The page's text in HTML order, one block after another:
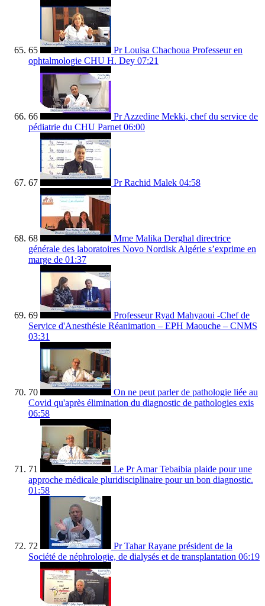
65
Pr Louisa Chachoua Professeur en
ophtalmologie CHU H. Dey 07:21
66
Pr Azzedine Mekki, chef du service de
pédiatrie du CHU Parnet 06:00
67 Pr Rachid Malek 04:58
68
Mme Malika Derghal directrice
générale des laboratoires Novo Nordisk Algérie s’exprime en
marge de 01:37
69
Professeur Ryad Mahyaoui -Chef de
Service d'Anesthésie Réanimation – EPH Maouche – CNMS
03:31
70
On ne peut parler de pathologie liée au
Covid qu'après élimination du diagnostic de pathologies exis
06:58
71
Le Pr Amar Tebaibia plaide pour une
approche médicale pluridisciplinaire pour un bon diagnostic.
01:58
72
Pr Tahar Rayane président de la
Société de néphrologie, de dialysés et de transplantation 06:19